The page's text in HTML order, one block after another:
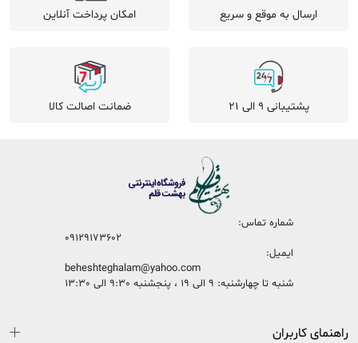
ارسال به موقع و سریع امکان پرداخت آنلاین
پشتیبانی 9 الی 21 ضمانت اصالت کالا
شماره تماس:
09129173602
ایمیل:
beheshteghalam@yahoo.com
شنبه تا چهارشنبه: 9 الی 19 ، پنجشنبه 9:30 الی 13:30
راهنمای کاربران